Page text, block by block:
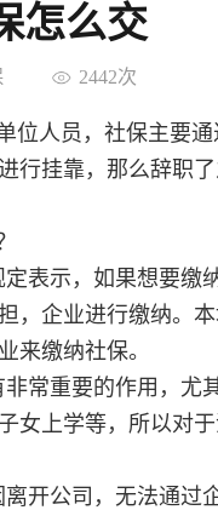
怎么交
2442次
位人员，社保主要
行挂靠，那么辞职
表示，如果想要
，企业进行缴纳。
来缴纳社保。
常重要的作用，尤
女上学等，所以对
开公司，无法通过